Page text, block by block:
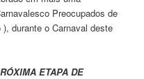
Preocupados de
durante o Carnaval deste
ETAPA DE